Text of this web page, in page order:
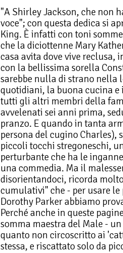
"A Shirley Jackson, che non
voce"; con questa dedica si
King. È infatti con toni
che la diciottenne Mary
casa avita dove vive
con la bellissima sorella
sarebbe nulla di strano nella
quotidiani, la buona cucina e
tutti gli altri membri della
avvelenati sei anni prima,
pranzo. E quando in tanta
persona del cugino Charles),
piccoli tocchi stregoneschi,
perturbante che ha le
una commedia. Ma il
disorientandoci, ricorda
cumulativi" che - per usare
Dorothy Parker abbiamo
Perché anche in queste
somma maestra del Male -
quanto non circoscritto ai
stessa, e riscattato solo da